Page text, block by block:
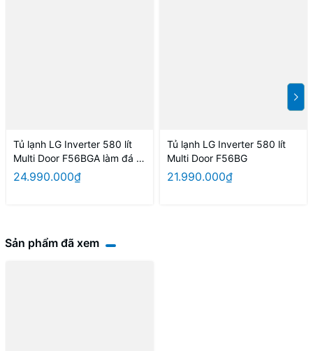
Tủ lạnh LG Inverter 580 lít
Multi Door F56BGA làm đá tự
động
24.990.000₫
Tủ lạnh LG Inverter 580 lít
Multi Door F56BG
21.990.000₫
Sản phẩm đã xem